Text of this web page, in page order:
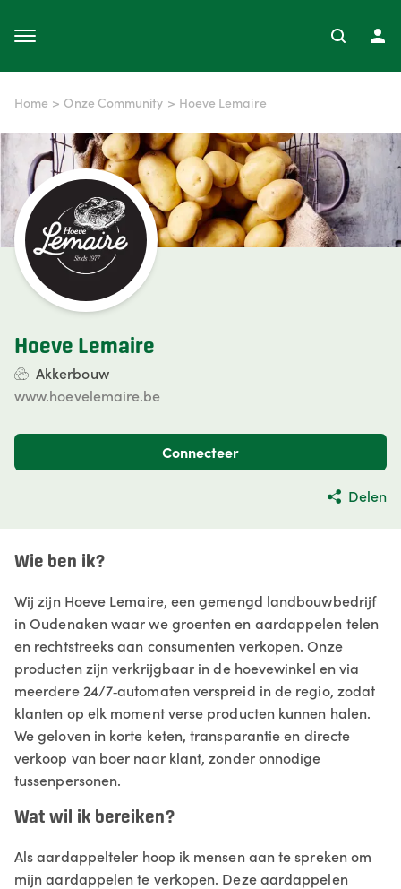
Home > Onze Community > Hoeve Lemaire
Hoeve Lemaire
Akkerbouw
www.hoevelemaire.be
Connecteer
Delen
Wie ben ik?
Wij zijn Hoeve Lemaire, een gemengd landbouwbedrijf
in Oudenaken waar we groenten en aardappelen telen
en rechtstreeks aan consumenten verkopen. Onze
producten zijn verkrijgbaar in de hoevewinkel en via
meerdere 24/7‑automaten verspreid in de regio, zodat
klanten op elk moment verse producten kunnen halen.
We geloven in korte keten, transparantie en directe
verkoop van boer naar klant, zonder onnodige
tussenpersonen.
Wat wil ik bereiken?
Als aardappelteler hoop ik mensen aan te spreken om
mijn aardappelen te verkopen. Deze aardappelen